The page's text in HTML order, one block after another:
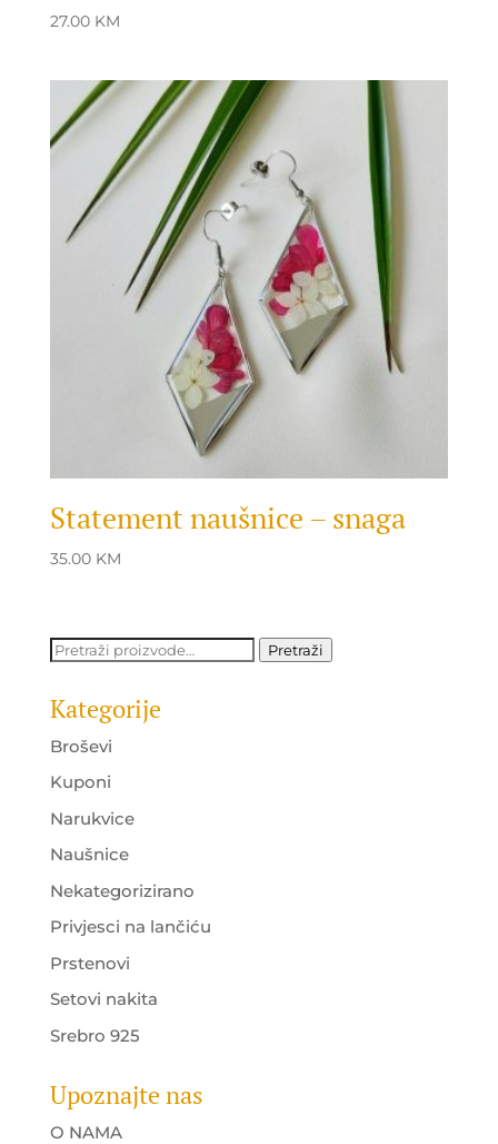
27.00 KM
Statement naušnice – snaga
35.00 KM
Pretraži: Pretraži
Kategorije
Broševi
Kuponi
Narukvice
Naušnice
Nekategorizirano
Privjesci na lančiću
Prstenovi
Setovi nakita
Srebro 925
Upoznajte nas
O NAMA